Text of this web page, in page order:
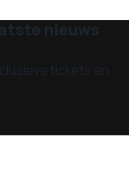
nieuws
tickets en